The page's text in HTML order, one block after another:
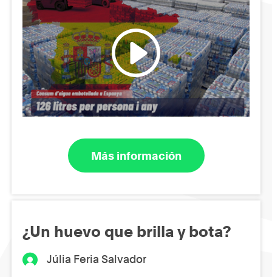
Más información
¿Un huevo que brilla y bota?
Júlia Feria Salvador